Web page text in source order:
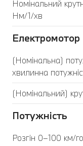
Номінальний
Нм/1/хв
Електромотор
(Номінальна)
хвилинна
(Номінальний)
Потужність
Розгін 0–100 км/